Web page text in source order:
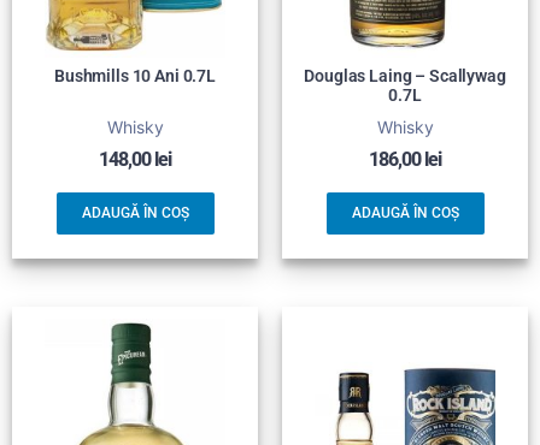
Bushmills 10 Ani 0.7L
Whisky
148,00 lei
ADAUGĂ ÎN COȘ
Douglas Laing – Scallywag
0.7L
Whisky
186,00 lei
ADAUGĂ ÎN COȘ